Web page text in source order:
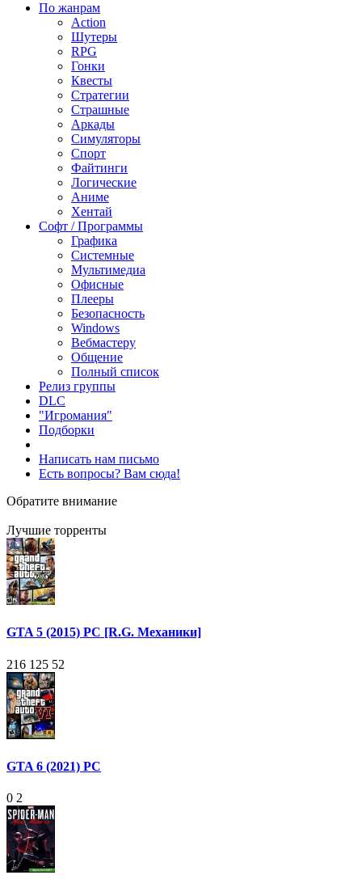
По жанрам
Action
Шутеры
RPG
Гонки
Квесты
Стратегии
Страшные
Аркады
Симуляторы
Спорт
Файтинги
Логические
Аниме
Хентай
Софт / Программы
Графика
Системные
Мультимедиа
Офисные
Плееры
Безопасность
Windows
Вебмастеру
Общение
Полный список
Релиз группы
DLC
"Игромания"
Подборки
Написать нам письмо
Есть вопросы? Вам сюда!
Обратите внимание
Лучшие торренты
GTA 5 (2015) PC [R.G. Механики]
216 125 52
GTA 6 (2021) PC
0 2